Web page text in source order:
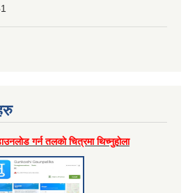
गर्न तलकाे चित्रमा थिच्नुहाेला